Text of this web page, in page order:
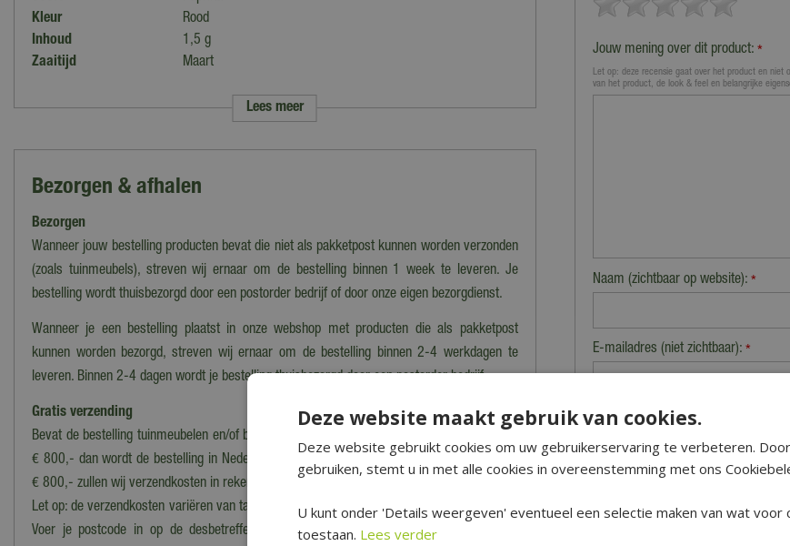
Kleur
Rood
Inhoud
1,5 g
Zaaitijd
Maart
Lees meer
Bezorgen & afhalen
Bezorgen
Wanneer jouw bestelling producten bevat die niet als pakketpost kunnen worden verzonden
(zoals tuinmeubels), streven wij ernaar om de bestelling binnen 1 week te leveren. Je
bestelling wordt thuisbezorgd door een postorder bedrijf of door onze eigen bezorgdienst.
Wanneer je een bestelling plaatst in onze webshop met producten die als pakketpost
kunnen worden bezorgd, streven wij ernaar om de bestelling binnen 2-4 werkdagen te
leveren. Binnen 2-4 dagen wordt je bestelling thuisbezorgd door een postorder bedrijf.
Gratis verzending
Bevat de bestelling tuinmeubelen en/of barbecues én heeft het een bestelwaarde boven de
€ 800,- dan wordt de bestelling in Nederland
. Voor bestellingen onder de
€ 800,- zullen wij verzendkosten in rekening brengen.
Let op: de verzendkosten variëren van tarief i.v.m. grootte en het gewicht van de bestelling.
Voer je postcode in op de desbetreffende productpagina voor een berekening van de
Jouw mening over dit product: *
Let op: deze recensie gaat over het product en
van het product, de look & feel en belangrijke
Naam (zichtbaar op website): *
E-mailadres (niet zichtbaar): *
Beveiligingscontrole:
Deze website maakt gebruik van cookies.
Deze website gebruikt cookies om uw gebruikerservaring te verbeteren.
gebruiken, stemt u in met alle cookies in overeenstemming met ons
U kunt onder 'Details weergeven' eventueel een selectie maken van wat voor
toestaan. Lees verder